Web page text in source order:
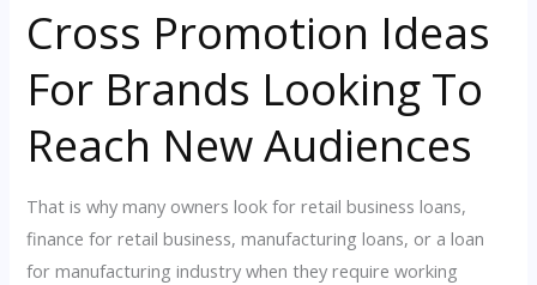
For
Birthdays,
Anniversaries,
And
Holidays
Cross Promotion Ideas
For Brands Looking To
Reach New Audiences
That is why many owners look for retail business loans,
finance for retail business, manufacturing loans, or a loan
for manufacturing industry when they require working